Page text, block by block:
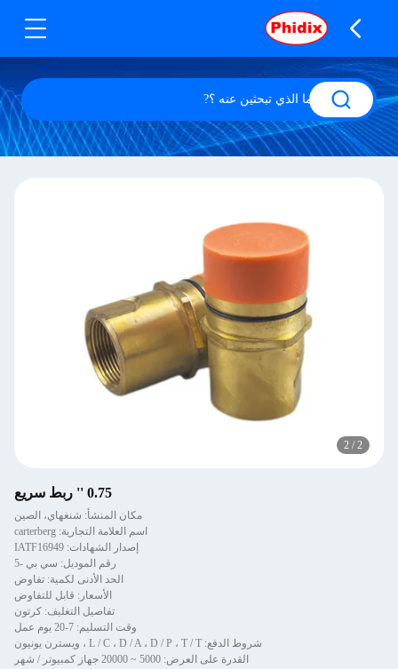
2 / 2
0.75 '' ربط سريع
مكان المنشأ: شنغهاي، الصين
اسم العلامة التجارية: carterberg
إصدار الشهادات: IATF16949
رقم الموديل: سي بي -5
الحد الأدنى لكمية: تفاوض
الأسعار: قابل للتفاوض
تفاصيل التغليف: كرتون
وقت التسليم: 7-20 يوم عمل
شروط الدفع: L / C ، D / A ، D / P ، T / T ، ويسترن يونيون
القدرة على العرض: 5000 ~ 20000 جهاز كمبيوتر / شهر